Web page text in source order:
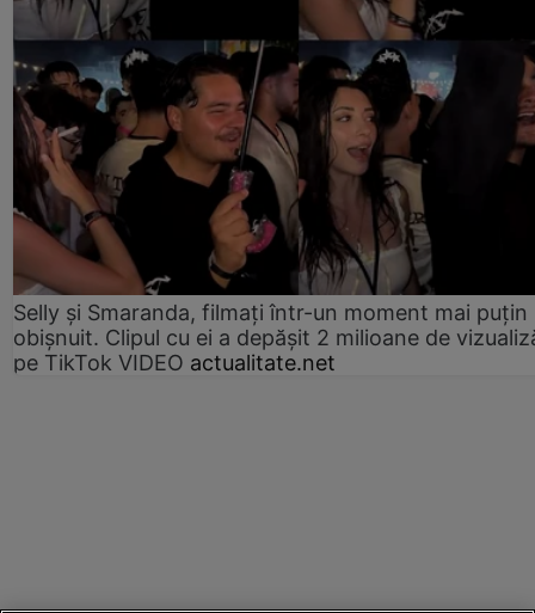
Selly și Smaranda, filmați într-un moment mai puțin
obișnuit. Clipul cu ei a depășit 2 milioane de
pe TikTok VIDEO actualitate.net